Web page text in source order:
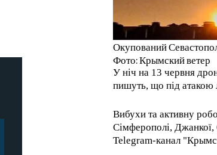
Окупований
Фото: Крымский ветер
У ніч на 13 червня
пишуть, що під атакою
Вибухи та активну
Сімферополі, Джанкої,
Telegram-канал